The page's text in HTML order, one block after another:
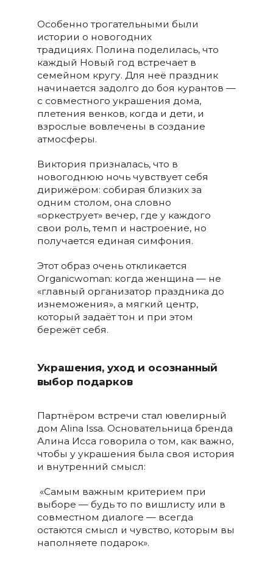
Особенно трогательными были
истории о новогодних
традициях. Полина поделилась, что
каждый Новый год встречает в
семейном кругу. Для неё праздник
начинается задолго до боя курантов —
с совместного украшения дома,
плетения венков, когда и дети, и
взрослые вовлечены в создание
атмосферы.
Виктория призналась, что в
новогоднюю ночь чувствует себя
дирижёром: собирая близких за
одним столом, она словно
«оркеструет» вечер, где у каждого
свои роль, темп и настроение, но
получается единая симфония.
Этот образ очень откликается
Organicwoman: когда женщина — не
«главный организатор праздника до
изнеможения», а мягкий центр,
который задаёт тон и при этом
бережёт себя.
Украшения, уход и осознанный
выбор подарков
Партнёром встречи стал ювелирный
дом Alina Issa. Основательница бренда
Алина Исса говорила о том, как важно,
чтобы у украшения была своя история
и внутренний смысл:
«Самым важным критерием при
выборе — будь то по вишлисту или в
совместном диалоге — всегда
остаются смысл и чувство, которым вы
наполняете подарок».